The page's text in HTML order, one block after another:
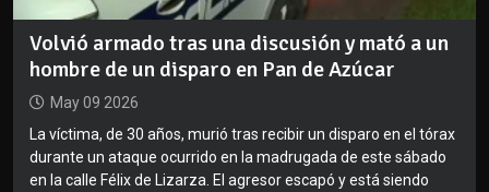
Volvió armado tras una discusión y mató a un
hombre de un disparo en Pan de Azúcar
May 09 2026
La víctima, de 30 años, murió tras recibir un disparo en el tórax
durante un ataque ocurrido en la madrugada de este sábado
en la calle Félix de Lizarza. El agresor escapó y está siendo